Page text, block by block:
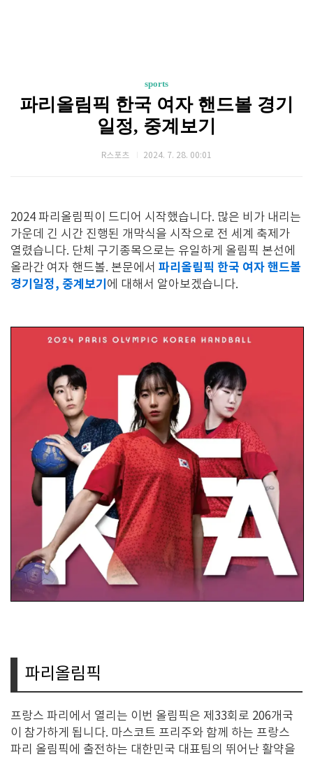
sports
파리올림픽 한국 여자 핸드볼 경기
일정, 중계보기
R스포츠 2024. 7. 28. 00:01
2024 파리올림픽이 드디어 시작했습니다. 많은 비가 내리는
가운데 긴 시간 진행된 개막식을 시작으로 전 세계 축제가
열렸습니다. 단체 구기종목으로는 유일하게 올림픽 본선에
올라간 여자 핸드볼. 본문에서 파리올림픽 한국 여자 핸드볼
경기일정, 중계보기 에 대해서 알아보겠습니다.
파리올림픽
프랑스 파리에서 열리는 이번 올림픽은 제33회로 206개국
이 참가하게 됩니다. 마스코트 프리주와 함께 하는 프랑스
파리 올림픽에 출전하는 대한민국 대표팀의 뛰어난 활약을